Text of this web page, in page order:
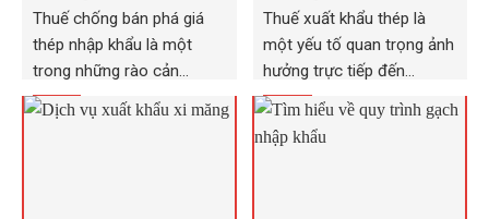
Thuế chống bán phá giá
thép nhập khẩu là một
trong những rào cản
pháp...
Thuế xuất khẩu thép là
một yếu tố quan trọng ảnh
hưởng trực tiếp đến...